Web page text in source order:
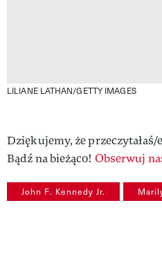
LILIANE LATHAN/GETTY IMAGES
Dziękujemy, że przeczytałaś/
Bądź na bieżąco! Obserwuj
John F. Kennedy Jr.